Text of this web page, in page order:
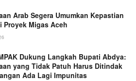
Arab Segera Umumkan Kepastian
Proyek Migas Aceh
Dukung Langkah Bupati Abdya:
yang Tidak Patuh Harus Ditindak
Ada Lagi Impunitas